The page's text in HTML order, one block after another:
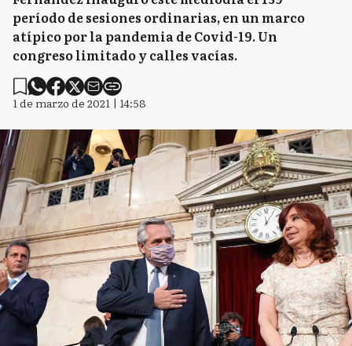
POLÍTICA
Alberto Fernández inauguró
las sesiones ordinarias 2021 en
el Congreso
El Presidente de la Nación Alberto
Fernández inauguró este mediodía el 139°
período de sesiones ordinarias, en un marco
atípico por la pandemia de Covid-19. Un
congreso limitado y calles vacías.
1 de marzo de 2021 | 14:58